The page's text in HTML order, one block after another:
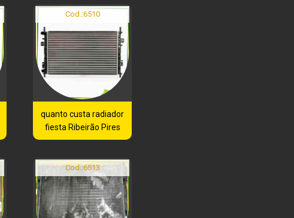
Cod.:6510
quanto custa radiador
fiesta Ribeirão Pires
Cod.:6513